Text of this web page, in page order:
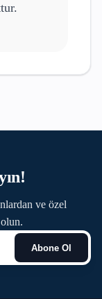
ve özel
Abone Ol